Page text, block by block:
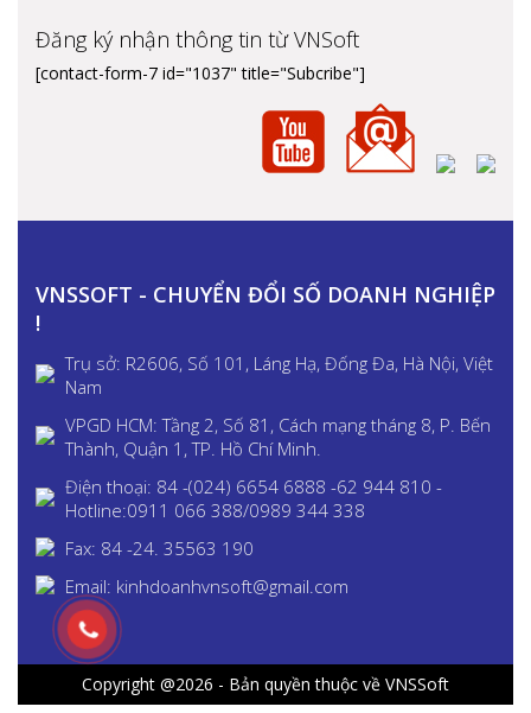
Đăng ký nhận thông tin từ VNSoft
[contact-form-7 id="1037" title="Subcribe"]
VNSSOFT - CHUYỂN ĐỔI SỐ DOANH NGHIỆP
!
Trụ sở: R2606, Số 101, Láng Hạ, Đống Đa, Hà Nội, Việt
Nam
VPGD HCM: Tầng 2, Số 81, Cách mạng tháng 8, P. Bến
Thành, Quận 1, TP. Hồ Chí Minh.
Điện thoại: 84 -(024) 6654 6888 -62 944 810 -
Hotline:0911 066 388/0989 344 338
Fax: 84 -24. 35563 190
Email: kinhdoanhvnsoft@gmail.com
Copyright @2026 - Bản quyền thuộc về VNSSoft